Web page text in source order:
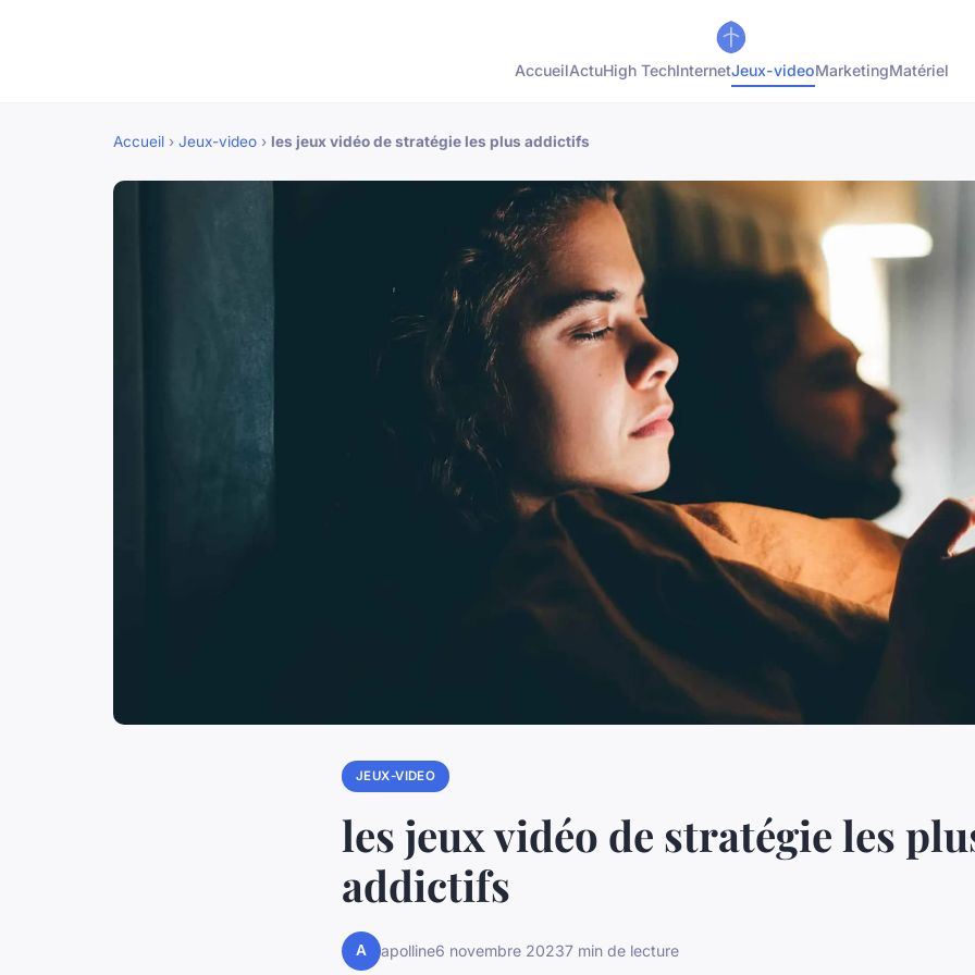
AccueilActuHigh TechInternetJeux-videoMarketingMatériel
Accueil › Jeux-video › les jeux vidéo de stratégie les plus addictifs
JEUX-VIDEO
les jeux vidéo de stratégie les
addictifs
A apolline6 novembre 20237 min de lecture